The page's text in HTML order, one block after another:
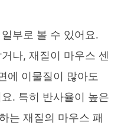
부로 볼 수 있어요.
나, 재질이 마우스 센
에 이물질이 많아도
. 특히 반사율이 높은
는 재질의 마우스 패